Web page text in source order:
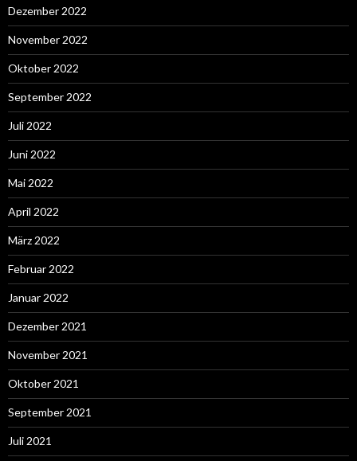
Dezember 2022
November 2022
Oktober 2022
September 2022
Juli 2022
Juni 2022
Mai 2022
April 2022
März 2022
Februar 2022
Januar 2022
Dezember 2021
November 2021
Oktober 2021
September 2021
Juli 2021